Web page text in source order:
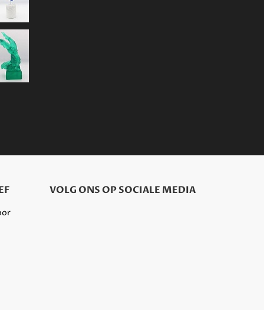
VOLG ONS OP SOCIALE MEDIA